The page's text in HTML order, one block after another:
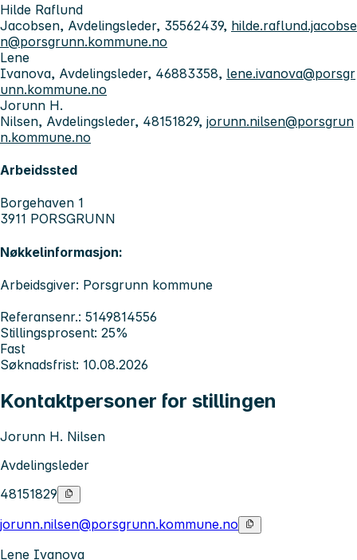
Hilde Raflund
Jacobsen, Avdelingsleder, 35562439, hilde.raflund.jacobse
n@porsgrunn.kommune.no
Lene
Ivanova, Avdelingsleder, 46883358, lene.ivanova@porsgr
unn.kommune.no
Jorunn H.
Nilsen, Avdelingsleder, 48151829, jorunn.nilsen@porsgrun
n.kommune.no
Arbeidssted
Borgehaven 1
3911 PORSGRUNN
Nøkkelinformasjon:
Arbeidsgiver: Porsgrunn kommune
Referansenr.: 5149814556
Stillingsprosent: 25%
Fast
Søknadsfrist: 10.08.2026
Kontaktpersoner for stillingen
Jorunn H. Nilsen
Avdelingsleder
48151829
jorunn.nilsen@porsgrunn.kommune.no
Lene Ivanova